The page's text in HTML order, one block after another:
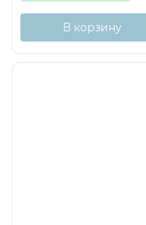
В корзину